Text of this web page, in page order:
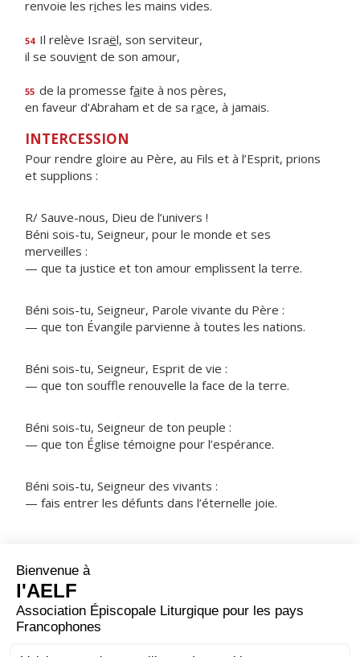
renvoie les riches les mains vides.
54 Il relève Israël, son serviteur,
il se souvient de son amour,
55 de la promesse faite à nos pères,
en faveur d'Abraham et de sa race, à jamais.
INTERCESSION
Pour rendre gloire au Père, au Fils et à l’Esprit, prions
et supplions :
R/ Sauve-nous, Dieu de l’univers !
Béni sois-tu, Seigneur, pour le monde et ses
merveilles :
— que ta justice et ton amour emplissent la terre.
Béni sois-tu, Seigneur, Parole vivante du Père :
— que ton Évangile parvienne à toutes les nations.
Béni sois-tu, Seigneur, Esprit de vie :
— que ton souffle renouvelle la face de la terre.
Béni sois-tu, Seigneur de ton peuple :
— que ton Église témoigne pour l’espérance.
Béni sois-tu, Seigneur des vivants :
— fais entrer les défunts dans l’éternelle joie.
ORAISON
Tu protèges, Seigneur, ceux qui comptent sur toi ; sans
toi rien n'est fort et rien n'est saint : multiplie pour nous